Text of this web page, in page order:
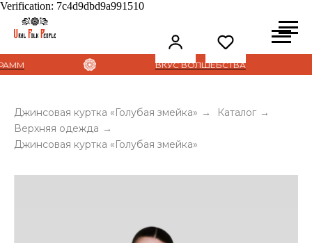
Verification: 7c4d9dbd9a991510
ВКУС ВОЛШЕБСТВА
Джинсовая куртка «‎Голубая змейка»‎ → Каталог →
Верхняя одежда →
Джинсовая куртка «‎Голубая змейка»‎